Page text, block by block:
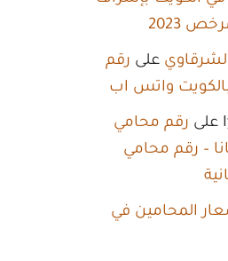
2023
على رقم
واتس اب
على رقم محامي
– رقم محامي
المحامين في